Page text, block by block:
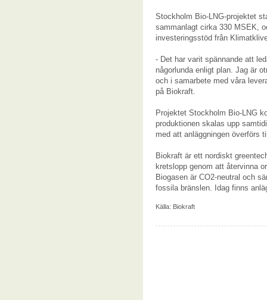
Stockholm Bio-LNG-projektet
sammanlagt cirka 330 MSEK,
investeringsstöd från
- Det har varit spännande att
någorlunda enligt plan. Jag är
och i samarbete med våra
på Biokraft.
Projektet Stockholm Bio-LNG
produktionen skalas upp
med att anläggningen överförs
Biokraft är ett nordiskt
kretslopp genom att återvinna
Biogasen är CO2-neutral och
fossila bränslen. Idag finns
Källa: Biokraft